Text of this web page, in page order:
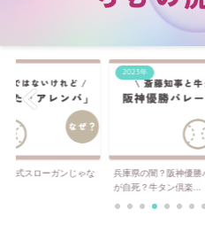
公式スローガンじゃな
2023年
兵庫県の闇？阪神優
が自死？牛タン倶楽...